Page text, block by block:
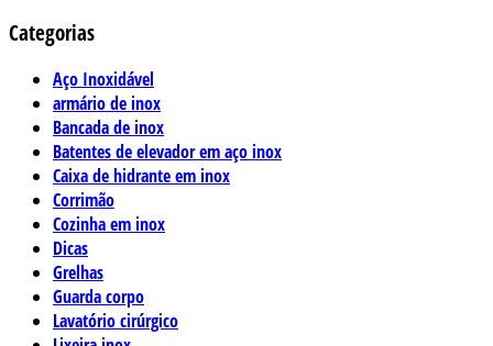
Categorias
Aço Inoxidável
armário de inox
Bancada de inox
Batentes de elevador em aço inox
Caixa de hidrante em inox
Corrimão
Cozinha em inox
Dicas
Grelhas
Guarda corpo
Lavatório cirúrgico